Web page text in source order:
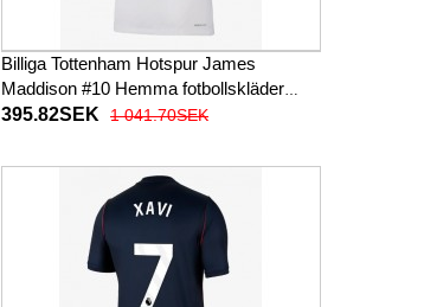
Billiga Tottenham Hotspur James
Maddison #10 Hemma fotbollskläder
2026-27 Kortärmad
395.82SEK 1 041.70SEK